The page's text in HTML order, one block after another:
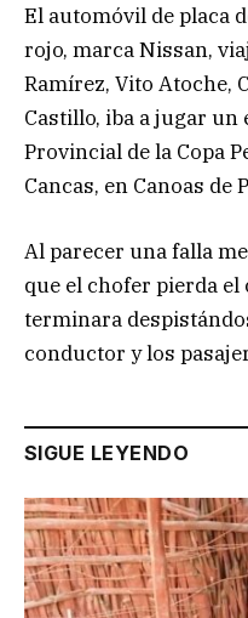
El automóvil de placa
rojo, marca Nissan,
Ramírez, Vito Atoche,
Castillo, iba a jugar
Provincial de la Copa
Cancas, en Canoas de
Al parecer una falla
que el chofer pierda
terminara
conductor y los
SIGUE LEYENDO